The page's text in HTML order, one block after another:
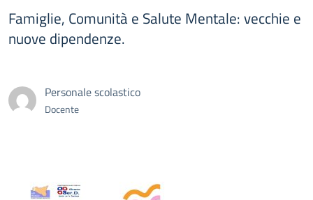
Famiglie, Comunità e Salute Mentale: vecchie e
nuove dipendenze.
Personale scolastico
Docente